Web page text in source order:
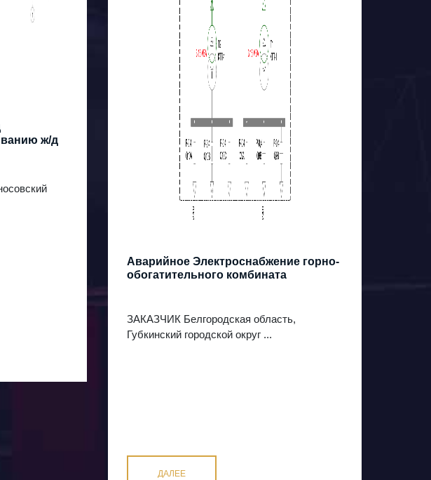
ж/д
Аварийное Электроснабжение горно-
обогатительного комбината
ЗАКАЗЧИК Белгородская область,
Губкинский городской округ ...
ДАЛЕЕ